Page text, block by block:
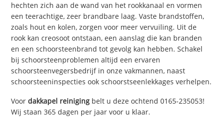
hechten zich aan de wand van het rookkanaal en vormen
een teerachtige, zeer brandbare laag. Vaste brandstoffen,
zoals hout en kolen, zorgen voor meer vervuiling. Uit de
rook kan creosoot ontstaan, een aanslag die kan branden
en een schoorsteenbrand tot gevolg kan hebben. Schakel
bij schoorsteenproblemen altijd een ervaren
schoorsteenvegersbedrijf in onze vakmannen, naast
schoorsteeninspecties ook schoorstseenlekkages verhelpen.
Voordakkapel reiniging belt u deze ochtend 0165-235053!
Wij staan 365 dagen per jaar voor u klaar.